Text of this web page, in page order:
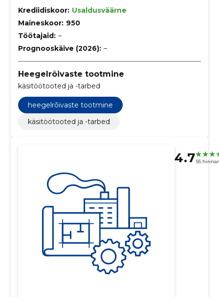
Krediidiskoor: Usaldusväärne
Maineskoor: 950
Töötajaid: –
Prognooskäive (2026): –
Heegelrõivaste tootmine
käsitöötooted ja -tarbed
heegelrõivaste tootmine
käsitöötooted ja -tarbed
4.755